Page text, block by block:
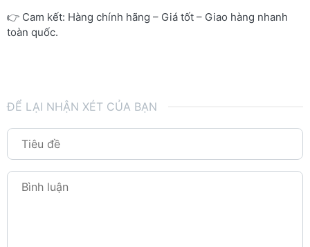
👉 Cam kết: Hàng chính hãng – Giá tốt – Giao hàng nhanh
toàn quốc.
ĐỂ LẠI NHẬN XÉT CỦA BẠN